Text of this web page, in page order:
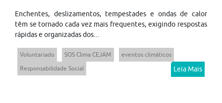
Enchentes, deslizamentos, tempestades e ondas de calor
têm se tornado cada vez mais frequentes, exigindo respostas
rápidas e organizadas dos...
Voluntariado SOS Clima CEJAM
eventos climáticos
Responsabilidade Social
Leia Mais